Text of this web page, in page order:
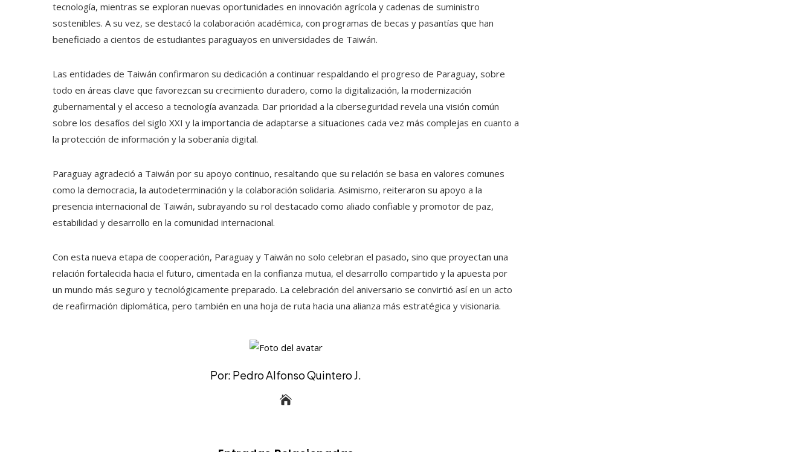
tecnología, mientras se exploran nuevas oportunidades en innovación agrícola y cadenas de suministro
sostenibles. A su vez, se destacó la colaboración académica, con programas de becas y pasantías que han
beneficiado a cientos de estudiantes paraguayos en universidades de Taiwán.
Las entidades de Taiwán confirmaron su dedicación a continuar respaldando el progreso de Paraguay, sobre
todo en áreas clave que favorezcan su crecimiento duradero, como la digitalización, la modernización
gubernamental y el acceso a tecnología avanzada. Dar prioridad a la ciberseguridad revela una visión común
sobre los desafíos del siglo XXI y la importancia de adaptarse a situaciones cada vez más complejas en cuanto a
la protección de información y la soberanía digital.
Paraguay agradeció a Taiwán por su apoyo continuo, resaltando que su relación se basa en valores comunes
como la democracia, la autodeterminación y la colaboración solidaria. Asimismo, reiteraron su apoyo a la
presencia internacional de Taiwán, subrayando su rol destacado como aliado confiable y promotor de paz,
estabilidad y desarrollo en la comunidad internacional.
Con esta nueva etapa de cooperación, Paraguay y Taiwán no solo celebran el pasado, sino que proyectan una
relación fortalecida hacia el futuro, cimentada en la confianza mutua, el desarrollo compartido y la apuesta por
un mundo más seguro y tecnológicamente preparado. La celebración del aniversario se convirtió así en un acto
de reafirmación diplomática, pero también en una hoja de ruta hacia una alianza más estratégica y visionaria.
Por: Pedro Alfonso Quintero J.